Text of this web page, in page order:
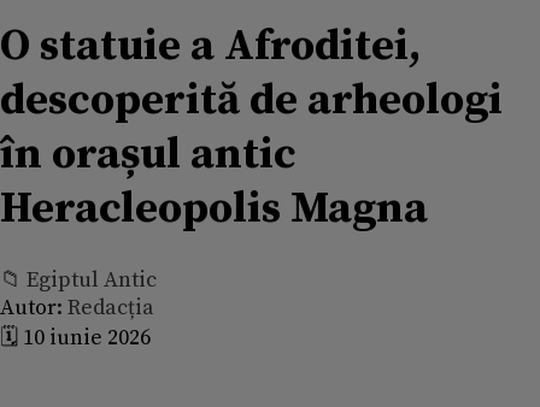
O statuie a Afroditei,
descoperită de arheologi
în orașul antic
Heracleopolis Magna
📁 Egiptul Antic
Autor: Redacția
🗓️ 10 iunie 2026